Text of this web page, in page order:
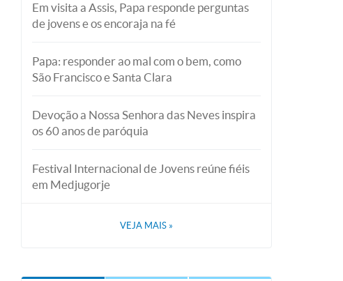
Em visita a Assis, Papa responde perguntas
de jovens e os encoraja na fé
Papa: responder ao mal com o bem, como
São Francisco e Santa Clara
Devoção a Nossa Senhora das Neves inspira
os 60 anos de paróquia
Festival Internacional de Jovens reúne fiéis
em Medjugorje
VEJA MAIS »